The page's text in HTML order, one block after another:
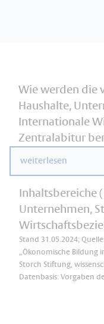
Wie werden die
Haushalte,
Internationale
Zentralabitur
weiterlesen
Inhaltsbereiche
Unternehmen,
Stand 31.05.2024;
„Ökonomische Bildung
Storch Stiftung,
Datenbasis: Vorgaben